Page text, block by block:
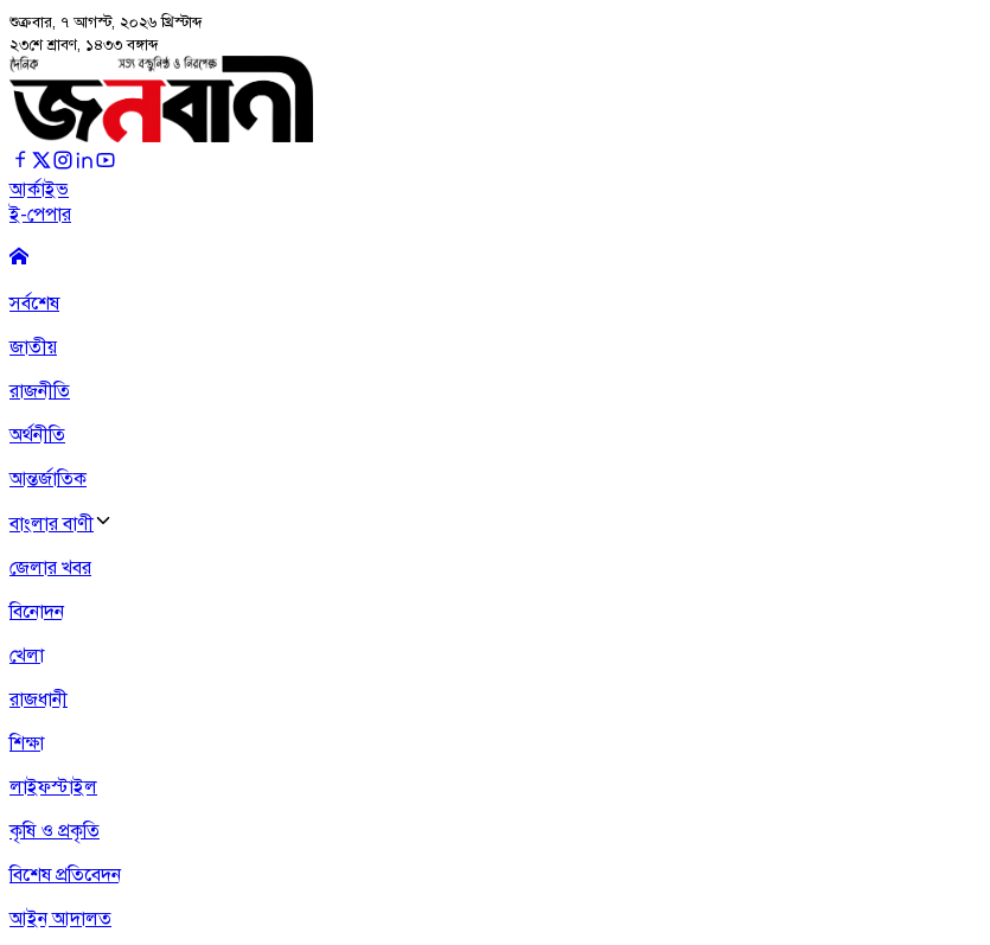
শুক্রবার, ৭ আগস্ট, ২০২৬ খ্রিস্টাব্দ
২৩শে শ্রাবণ, ১৪৩৩ বঙ্গাব্দ
আর্কাইভ
ই-পেপার
সর্বশেষ
জাতীয়
রাজনীতি
অর্থনীতি
আন্তর্জাতিক
বাংলার বাণী
জেলার খবর
বিনোদন
খেলা
রাজধানী
শিক্ষা
লাইফস্টাইল
কৃষি ও প্রকৃতি
বিশেষ প্রতিবেদন
আইন আদালত